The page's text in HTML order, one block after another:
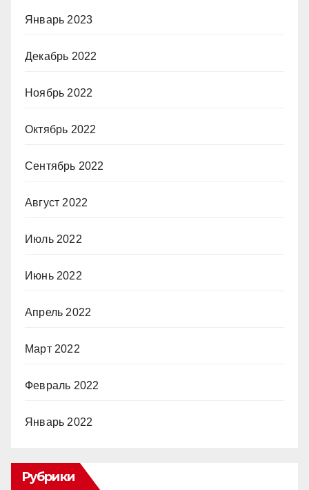
Январь 2023
Декабрь 2022
Ноябрь 2022
Октябрь 2022
Сентябрь 2022
Август 2022
Июль 2022
Июнь 2022
Апрель 2022
Март 2022
Февраль 2022
Январь 2022
Рубрики